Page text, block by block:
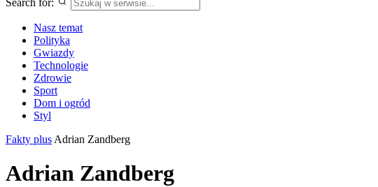
Nasz temat
Polityka
Gwiazdy
Technologie
Zdrowie
Sport
Dom i ogród
Styl
Fakty plus Adrian Zandberg
Adrian Zandberg